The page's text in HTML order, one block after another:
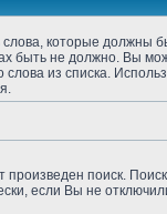
которые должны
быть не должно. Вы
слова из списка.
поиск.
если Вы не